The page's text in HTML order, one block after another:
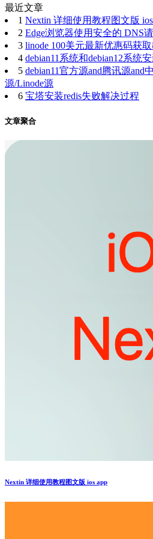
最近文章
1 Nextin 详细使用教程图文版
2 Edge浏览器使用安全的 DNS
3 linode 100美元最新优惠码获
4 debian11系统和debian12系统
5 debian11官方源and腾讯源and
源/Linode源
6 宝塔安装redis失败解决过程
文章聚合
Nextin 详细使用教程图文版 ios app